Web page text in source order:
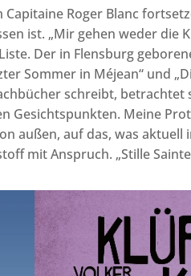
Roger Blanc
ist. „Mir gehen weder die
Der in Flensburg
Sommer in Méjean“ und
schreibt, betrachtet
Gesichtspunkten. Meine
außen, auf das, was aktuell
mit Anspruch. „Stille